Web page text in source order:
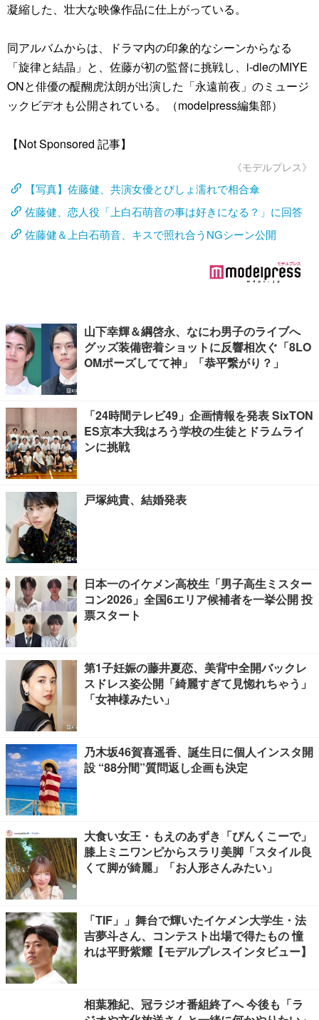
凝縮した、壮大な映像作品に仕上がっている。
同アルバムからは、ドラマ内の印象的なシーンからなる
「旋律と結晶」と、佐藤が初の監督に挑戦し、i-dleのMIYE
ONと俳優の醍醐虎汰朗が出演した「永遠前夜」のミュージ
ックビデオも公開されている。（modelpress編集部）
【Not Sponsored 記事】
《モデルプレス》
【写真】佐藤健、共演女優とびしょ濡れで相合傘
佐藤健、恋人役「上白石萌音の事は好きになる？」に回答
佐藤健＆上白石萌音、キスで照れ合うNGシーン公開
山下幸輝＆綱啓永、なにわ男子のライブへ
グッズ装備密着ショットに反響相次ぐ「8LO
OMポーズしてて神」「恭平繋がり？」
「24時間テレビ49」企画情報を発表 SixTON
ES京本大我はろう学校の生徒とドラムライ
ンに挑戦
戸塚純貴、結婚発表
日本一のイケメン高校生「男子高生ミスター
コン2026」全国6エリア候補者を一挙公開 投
票スタート
第1子妊娠の藤井夏恋、美背中全開バックレ
スドレス姿公開「綺麗すぎて見惚れちゃう」
「女神様みたい」
乃木坂46賀喜遥香、誕生日に個人インスタ開
設 “88分間”質問返し企画も決定
大食い女王・もえのあずき「ぴんくこーで」
膝上ミニワンピからスラリ美脚「スタイル良
くて脚が綺麗」「お人形さんみたい」
「TIF」」舞台で輝いたイケメン大学生・法
吉夢斗さん、コンテスト出場で得たもの 憧
れは平野紫耀【モデルプレスインタビュー】
相葉雅紀、冠ラジオ番組終了へ 今後も「ラ